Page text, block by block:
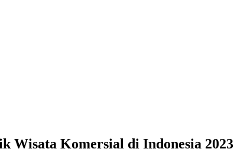
Wisata Komersial di Indonesia 2023